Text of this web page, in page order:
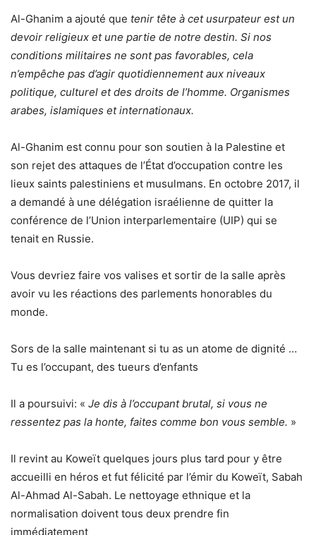
Al-Ghanim a ajouté que tenir tête à cet usurpateur est un
devoir religieux et une partie de notre destin. Si nos
conditions militaires ne sont pas favorables, cela
n’empêche pas d’agir quotidiennement aux niveaux
politique, culturel et des droits de l’homme. Organismes
arabes, islamiques et internationaux.
Al-Ghanim est connu pour son soutien à la Palestine et
son rejet des attaques de l’État d’occupation contre les
lieux saints palestiniens et musulmans. En octobre 2017, il
a demandé à une délégation israélienne de quitter la
conférence de l’Union interparlementaire (UIP) qui se
tenait en Russie.
Vous devriez faire vos valises et sortir de la salle après
avoir vu les réactions des parlements honorables du
monde.
Sors de la salle maintenant si tu as un atome de dignité …
Tu es l’occupant, des tueurs d’enfants
Il a poursuivi: « Je dis à l’occupant brutal, si vous ne
ressentez pas la honte, faites comme bon vous semble. »
Il revint au Koweït quelques jours plus tard pour y être
accueilli en héros et fut félicité par l’émir du Koweït, Sabah
Al-Ahmad Al-Sabah. Le nettoyage ethnique et la
normalisation doivent tous deux prendre fin
immédiatement